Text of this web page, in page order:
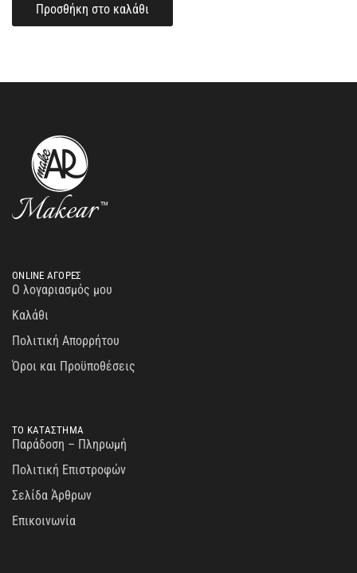
Προσθήκη στο καλάθι
ONLINE ΑΓΟΡΕΣ
Ο λογαριασμός μου
Καλάθι
Πολιτική Απορρήτου
Όροι και Προϋποθέσεις
ΤΟ ΚΑΤΑΣΤΗΜΑ
Παράδοση – Πληρωμή
Πολιτική Επιστροφών
Σελίδα Άρθρων
Επικοινωνία